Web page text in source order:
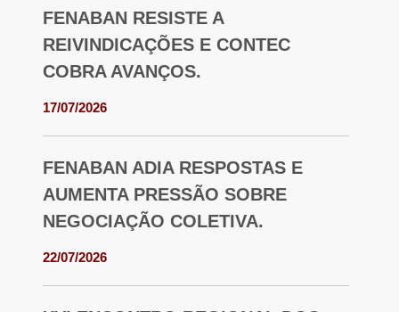
FENABAN RESISTE A
REIVINDICAÇÕES E CONTEC
COBRA AVANÇOS.
17/07/2026
FENABAN ADIA RESPOSTAS E
AUMENTA PRESSÃO SOBRE
NEGOCIAÇÃO COLETIVA.
22/07/2026